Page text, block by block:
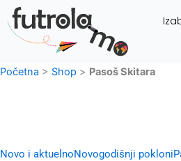
Pređi
na
sadržaj
Početna > Shop > Pasoš Skitara
Novo i aktuelnoNovogodišnji pokloni